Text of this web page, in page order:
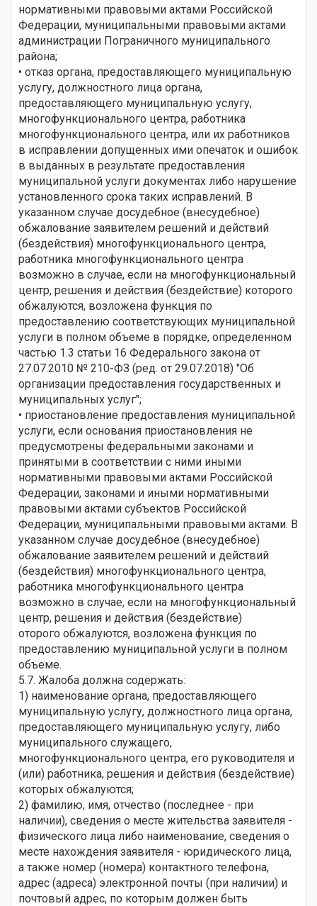
нормативными правовыми актами Российской
Федерации, муниципальными правовыми актами
администрации Пограничного муниципального
района;
• отказ органа, предоставляющего муниципальную
услугу, должностного лица органа,
предоставляющего муниципальную услугу,
многофункционального центра, работника
многофункционального центра, или их работников
в исправлении допущенных ими опечаток и ошибок
в выданных в результате предоставления
муниципальной услуги документах либо нарушение
установленного срока таких исправлений. В
указанном случае досудебное (внесудебное)
обжалование заявителем решений и действий
(бездействия) многофункционального центра,
работника многофункционального центра
возможно в случае, если на многофункциональный
центр, решения и действия (бездействие) которого
обжалуются, возложена функция по
предоставлению соответствующих муниципальной
услуги в полном объеме в порядке, определенном
частью 1.3 статьи 16 Федерального закона от
27.07.2010 № 210-ФЗ (ред. от 29.07.2018) "Об
организации предоставления государственных и
муниципальных услуг";
• приостановление предоставления муниципальной
услуги, если основания приостановления не
предусмотрены федеральными законами и
принятыми в соответствии с ними иными
нормативными правовыми актами Российской
Федерации, законами и иными нормативными
правовыми актами субъектов Российской
Федерации, муниципальными правовыми актами. В
указанном случае досудебное (внесудебное)
обжалование заявителем решений и действий
(бездействия) многофункционального центра,
работника многофункционального центра
возможно в случае, если на многофункциональный
центр, решения и действия (бездействие)
оторого обжалуются, возложена функция по
предоставлению муниципальной услуги в полном
объеме.
5.7. Жалоба должна содержать:
1) наименование органа, предоставляющего
муниципальную услугу, должностного лица органа,
предоставляющего муниципальную услугу, либо
муниципального служащего,
многофункционального центра, его руководителя и
(или) работника, решения и действия (бездействие)
которых обжалуются;
2) фамилию, имя, отчество (последнее - при
наличии), сведения о месте жительства заявителя -
физического лица либо наименование, сведения о
месте нахождения заявителя - юридического лица,
а также номер (номера) контактного телефона,
адрес (адреса) электронной почты (при наличии) и
почтовый адрес, по которым должен быть